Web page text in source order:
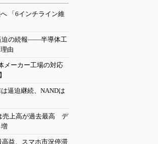
「6インチライン維
迫の続報――半導体工
由
メーカー工場の対応
逼迫継続、NANDは
売上高が過去最高 デ
高益、スマホ市況停滞